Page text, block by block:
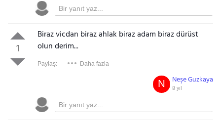
1
Biraz vicdan biraz ahlak biraz adam biraz dürüst
olun derim...
Paylaş: Daha fazla
Neşe Guzkaya
8 yıl
N